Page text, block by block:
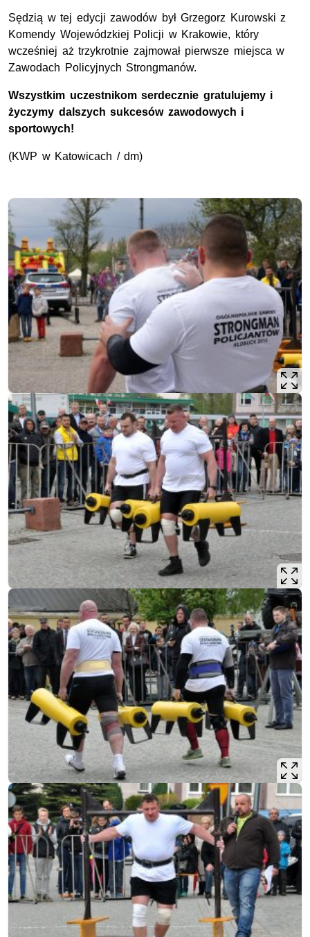
Sędzią w tej edycji zawodów był Grzegorz Kurowski z
Komendy Wojewódzkiej Policji w Krakowie, który
wcześniej aż trzykrotnie zajmował pierwsze miejsca w
Zawodach Policyjnych Strongmanów.
Wszystkim uczestnikom serdecznie gratulujemy i
życzymy dalszych sukcesów zawodowych i
sportowych!
(KWP w Katowicach / dm)